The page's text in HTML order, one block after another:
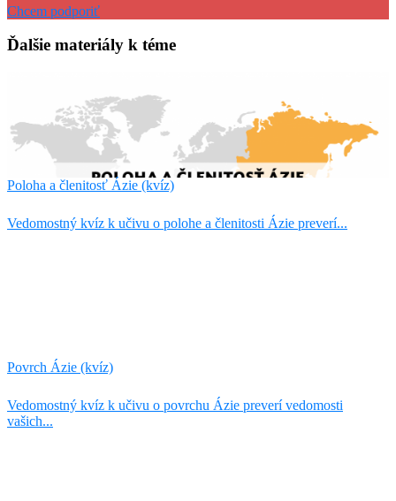
Chcem podporiť
Ďalšie materiály k téme
Poloha a členitosť Ázie (kvíz)
Vedomostný kvíz k učivu o polohe a členitosti Ázie preverí...
Povrch Ázie (kvíz)
Vedomostný kvíz k učivu o povrchu Ázie preverí vedomosti
vašich...